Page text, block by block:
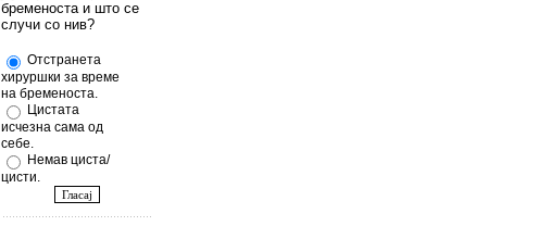
бременоста и што се
случи со нив?
Отстранета
хируршки за време
на бременоста.
Цистата
исчезна сама од
себе.
Немав циста/
цисти.